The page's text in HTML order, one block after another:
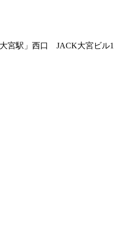
宮駅」西口 JACK大宮ビル1